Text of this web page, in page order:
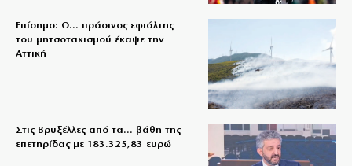
Επίσημο: Ο… πράσινος εφιάλτης
του μητσοτακισμού έκαψε την
Αττική
Στις Βρυξέλλες από τα… βάθη της
επετηρίδας με 183.325,83 ευρώ